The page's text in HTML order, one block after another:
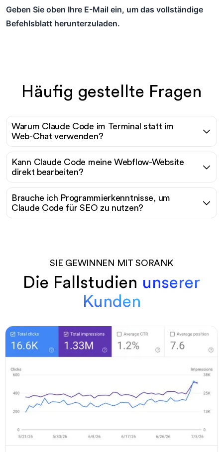
Geben Sie oben Ihre E-Mail ein, um das vollständige
Befehlsblatt herunterzuladen.
Häufig gestellte Fragen
Warum Claude Code im Terminal statt im
Web-Chat verwenden?
Kann Claude Code meine Webflow-Website
direkt bearbeiten?
Brauche ich Programmierkenntnisse, um
Claude Code für SEO zu nutzen?
SIE GEWINNEN MIT SORANK
Die Fallstudien unserer
Kunden